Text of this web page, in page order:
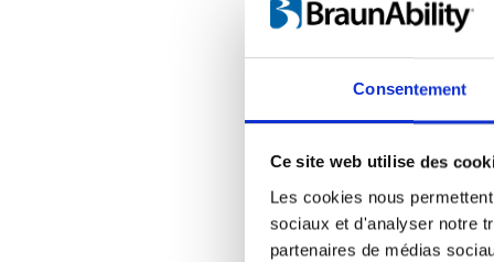
Consentement
Ce site web utilise des
Les cookies nous
sociaux et d'analyser notre
partenaires de médias
Une
Puisque votre
jamais
n’aurez pas à